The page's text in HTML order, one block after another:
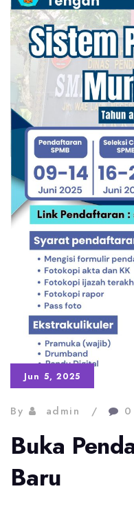
dan
KKA
Jun 5, 2025
By admin
Buka
Baru